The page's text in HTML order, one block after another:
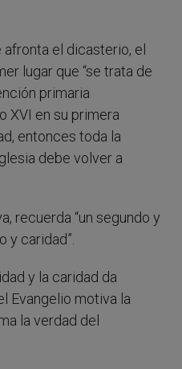
el dicasterio, el
lugar que “se trata de
primaria
XVI en su primera
entonces toda la
debe volver a
recuerda “un segundo y
y caridad”.
y la caridad da
Evangelio motiva la
la verdad del